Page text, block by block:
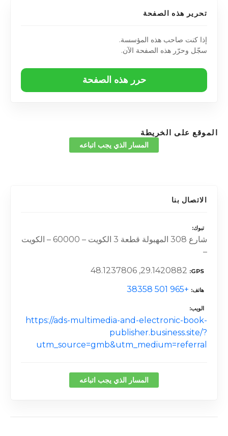
تحرير هذه الصفحة
إذا كنت صاحب هذه المؤسسة.
سجّل وحرّر هذه الصفحة الآن.
حرر هذه الصفحة
الموقع على الخريطة
المسار الذي يجب اتباعه
الاتصال بنا
تبوك
شارع 308 المهبولة قطعة 3 الكويت – 60000 – الكويت
–
GPS
29.1420882, 48.1237806
هاتف +965 501 38358
الويب
https://ads-multimedia-and-electronic-book-
publisher.business.site/?
utm_source=gmb&utm_medium=referral
المسار الذي يجب اتباعه